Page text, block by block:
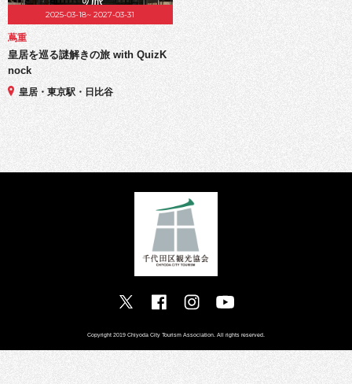
2025-03-18~ 2027-03-31
蔦重
皇居を巡る謎解きの旅 with QuizK
nock
皇居・東京駅・日比谷
Copyright 2019 Chiyoda City Tourism Association. All rights reserved.